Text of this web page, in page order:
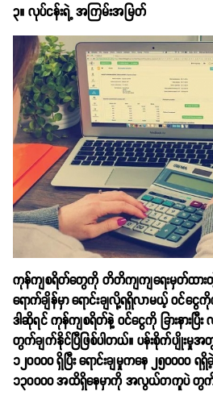
၃။ လုပ်ငန်းရဲ့ အကြမ်းအမြတ်
ကုန်ကျစရိတ်တွေကို တိတိကျကျရေးမှတ်ထားတဲ့
ရောက်ချိန်မှာ ရောင်းချလို့ရရှိလာမယ့် ဝင်ငွေ
ဒါဆိုရင် ကုန်ကျစရိတ်နဲ့ ဝင်ငွေကို ခြားနားပ
တွက်ချက်နိုင်ပြီဖြစ်ပါတယ်။ ပန်းစိုက်ပျိုးမှု
၁၂၀၀၀၀ ရှိပြီး ရောင်းချမှုကနေ ၂၅၀၀၀
၁၃၀၀၀၀ အထိရှိနေမှာကို အလွယ်တကူပဲ တွက်ခ